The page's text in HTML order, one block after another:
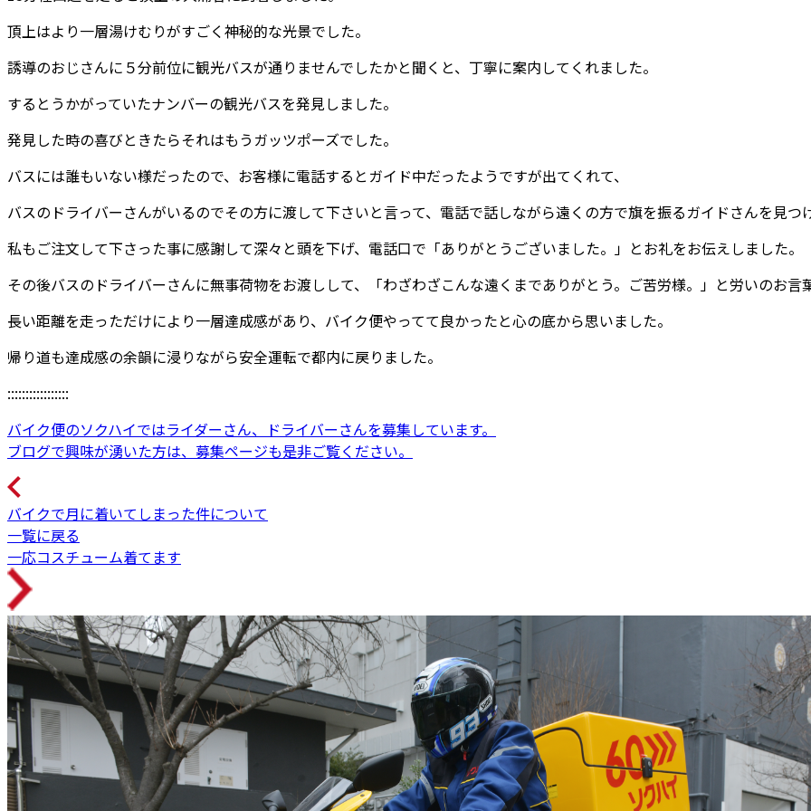
頂上はより一層湯けむりがすごく神秘的な光景でした。
誘導のおじさんに５分前位に観光バスが通りませんでしたかと聞くと、丁寧に案内してくれました。
するとうかがっていたナンバーの観光バスを発見しました。
発見した時の喜びときたらそれはもうガッツポーズでした。
バスには誰もいない様だったので、お客様に電話するとガイド中だったようですが出てくれて、
バスのドライバーさんがいるのでその方に渡して下さいと言って、電話で話しながら遠くの方で旗を振るガイドさんを見つ
私もご注文して下さった事に感謝して深々と頭を下げ、電話口で「ありがとうございました。」とお礼をお伝えしました。
その後バスのドライバーさんに無事荷物をお渡しして、「わざわざこんな遠くまでありがとう。ご苦労様。」と労いのお言
長い距離を走っただけにより一層達成感があり、バイク便やってて良かったと心の底から思いました。
帰り道も達成感の余韻に浸りながら安全運転で都内に戻りました。
:::::::::::::::::
バイク便のソクハイではライダーさん、ドライバーさんを募集しています。
ブログで興味が湧いた方は、募集ページも是非ご覧ください。
バイクで月に着いてしまった件について
一覧に戻る
一応コスチューム着てます